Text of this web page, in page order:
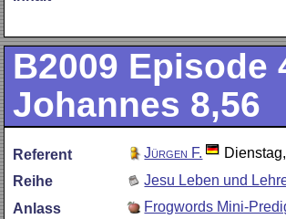
B2009 Episode
Johannes 8,56
Referent Jürgen F.
Reihe
Jesu Leben und
Anlass
Frogwords Mini-